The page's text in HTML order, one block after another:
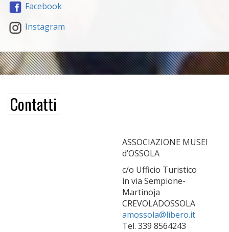
Facebook
Instagram
Contatti
ASSOCIAZIONE MUSEI
d’OSSOLA
c/o Ufficio Turistico
in via Sempione-
Martinoja
CREVOLADOSSOLA
amossola@libero.it
Tel. 339 8564243